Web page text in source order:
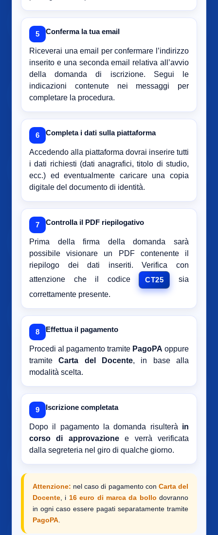
5 Conferma la tua email
Riceverai una email per confermare l’indirizzo
inserito e una seconda email relativa all’avvio
della domanda di iscrizione. Segui le
indicazioni contenute nei messaggi per
completare la procedura.
6 Completa i dati sulla piattaforma
Accedendo alla piattaforma dovrai inserire tutti
i dati richiesti (dati anagrafici, titolo di studio,
ecc.) ed eventualmente caricare una copia
digitale del documento di identità.
7 Controlla il PDF riepilogativo
Prima della firma della domanda sarà
possibile visionare un PDF contenente il
riepilogo dei dati inseriti. Verifica con
attenzione che il codice
CT25
sia
correttamente presente.
8 Effettua il pagamento
Procedi al pagamento tramite PagoPA oppure
tramiteCarta del Docente, in base alla
modalità scelta.
9 Iscrizione completata
Dopo il pagamento la domanda risulterà in
corso di approvazionee verrà verificata
dalla segreteria nel giro di qualche giorno.
Attenzione: nel caso di pagamento con Carta del
Docente , i 16 euro di marca da bollo dovranno
in ogni caso essere pagati separatamente tramite
PagoPA